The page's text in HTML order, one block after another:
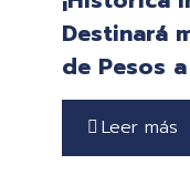
Destinará
de Pesos
Leer más